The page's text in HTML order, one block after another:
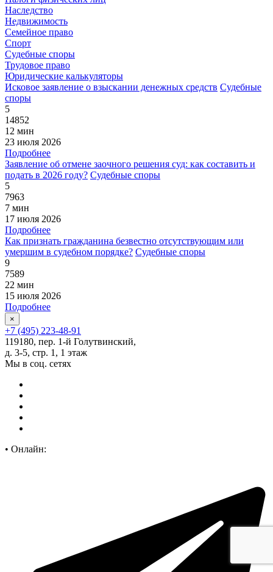
Наследство
Недвижимость
Семейное право
Спорт
Судебные споры
Трудовое право
Юридические калькуляторы
Исковое заявление о взыскании денежных средств Судебные
споры
5
14852
12 мин
23 июля 2026
Подробнее
Заявление об отмене заочного решения суд: как составить и
подать в 2026 году? Судебные споры
5
7963
7 мин
17 июля 2026
Подробнее
Как признать гражданина безвестно отсутствующим или
умершим в судебном порядке? Судебные споры
9
7589
22 мин
15 июля 2026
Подробнее
×
+7 (495) 223-48-91
119180, пер. 1-й Голутвинский,
д. 3-5, стр. 1, 1 этаж
Мы в соц. сетях
• Онлайн: